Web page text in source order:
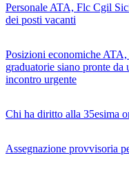
Personale ATA, Flc Cgil
dei posti vacanti
Posizioni economiche
graduatorie siano pronte
incontro urgente
Chi ha diritto alla 35esima
Assegnazione provvisoria